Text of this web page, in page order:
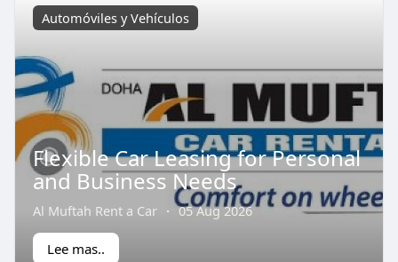
Automóviles y Vehículos
Flexible Car Leasing for Personal
and Business Needs
Al Muftah Rent a Car · 05 Aug 2026
Lee mas..